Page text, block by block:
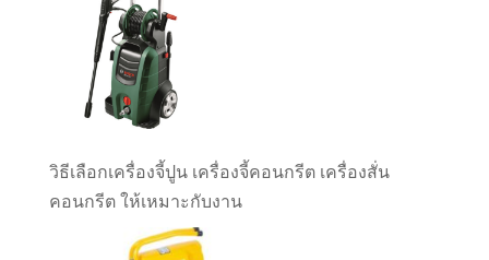
วิธีเลือกเครื่องจี้ปูน เครื่องจี้คอนกรีต เครื่องสั่น
คอนกรีต ให้เหมาะกับงาน